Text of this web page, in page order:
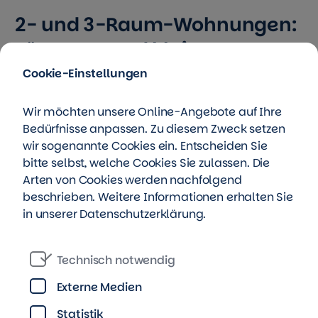
2- und 3-Raum-Wohnungen:
Für Paare und kleine
Familien!
2-Raum-Wohnungen mit 51 bis 61
Quadratmeter Wohnfläche
3-Raum-Wohnungen mit 67 bis 74
Quadratmeter Wohnfläche
alle Wohnungen mit Balkon oder Loggia
moderne Bäder mit Dusche oder Wanne und
Handtuchheizkörper
teilweise mit separatem Abstellraum in der
Cookie-Einstellungen
Wir möchten unsere Online-Angebote auf Ihre
Bedürfnisse anpassen. Zu diesem Zweck setzen
wir sogenannte Cookies ein. Entscheiden Sie
bitte selbst, welche Cookies Sie zulassen. Die
Arten von Cookies werden nachfolgend
beschrieben. Weitere Informationen erhalten Sie
in unsererDatenschutzerklärung.
Technisch notwendig
Externe Medien
Statistik